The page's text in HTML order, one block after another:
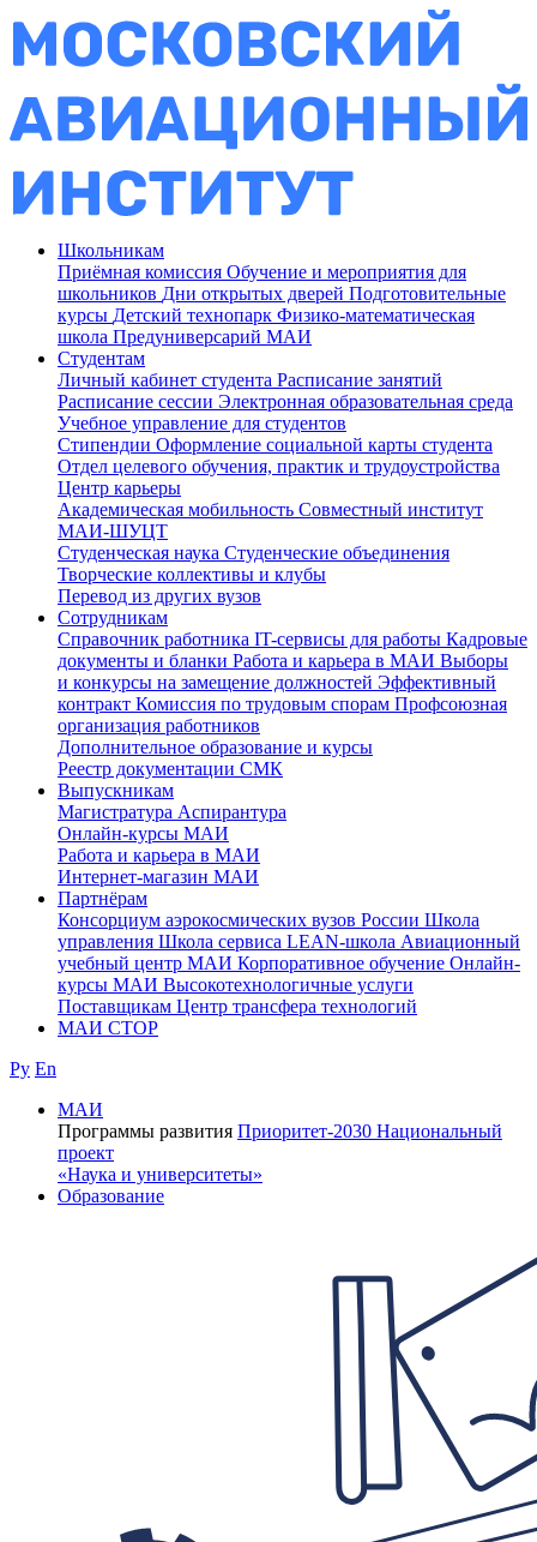
Школьникам
Приёмная комиссия Обучение и мероприятия для
школьников Дни открытых дверей Подготовительные
курсы Детский технопарк Физико-математическая
школа Предуниверсарий МАИ
Студентам
Личный кабинет студента Расписание занятий
Расписание сессии Электронная образовательная среда
Учебное управление для студентов
Стипендии Оформление социальной карты студента
Отдел целевого обучения, практик и трудоустройства
Центр карьеры
Академическая мобильность Совместный институт
МАИ-ШУЦТ
Студенческая наука Студенческие объединения
Творческие коллективы и клубы
Перевод из других вузов
Сотрудникам
Cправочник работника IT-сервисы для работы Кадровые
документы и бланки Работа и карьера в МАИ Выборы
и конкурсы на замещение должностей Эффективный
контракт Комиссия по трудовым спорам Профсоюзная
организация работников
Дополнительное образование и курсы
Реестр документации СМК
Выпускникам
Магистратура Аспирантура
Онлайн-курсы МАИ
Работа и карьера в МАИ
Интернет-магазин МАИ
Партнёрам
Консорциум аэрокосмических вузов России Школа
управления Школа сервиса LEAN-школа Авиационный
учебный центр МАИ Корпоративное обучение Онлайн-
курсы МАИ Высокотехнологичные услуги
Поставщикам Центр трансфера технологий
МАИ СТОР
Ру En
МАИ
Программы развития Приоритет-2030 Национальный
проект
«Наука и университеты»
Образование